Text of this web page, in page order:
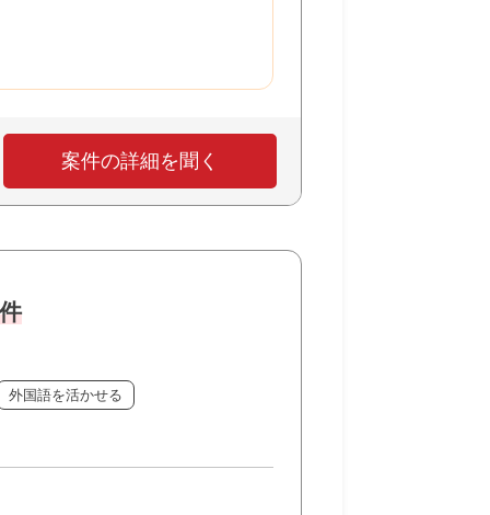
案件の詳細を聞く
外国語を活かせる